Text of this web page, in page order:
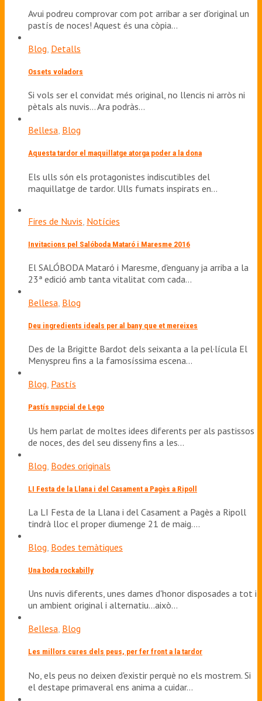
Avui podreu comprovar com pot arribar a ser d'original un
pastís de noces! Aquest és una còpia…
Blog Detalls
Ossets voladors
Si vols ser el convidat més original, no llencis ni arròs ni
pètals als nuvis... Ara podràs…
Bellesa, Blog
Aquesta tardor el maquillatge atorga poder a la dona
Els ulls són els protagonistes indiscutibles del
maquillatge de tardor. Ulls fumats inspirats en…
Fires de Nuvis Notícies
Invitacions pel Salóboda Mataró i Maresme 2016
El SALÓBODA Mataró i Maresme, d'enguany ja arriba a la
23ª edició amb tanta vitalitat com cada…
Bellesa Blog
Deu ingredients ideals per al bany que et mereixes
Des de la Brigitte Bardot dels seixanta a la pel·lícula El
Menyspreu fins a la famosíssima escena…
Blog, Pastís
Pastís nupcial de Lego
Us hem parlat de moltes idees diferents per als pastissos
de noces, des del seu disseny fins a les…
Blog Bodes originals
LI Festa de la Llana i del Casament a Pagès a Ripoll
La LI Festa de la Llana i del Casament a Pagès a Ripoll
tindrà lloc el proper diumenge 21 de maig.…
Blog Bodes temàtiques
Una boda rockabilly
Uns nuvis diferents, unes dames d'honor disposades a tot i
un ambient original i alternatiu...això…
Bellesa, Blog
Les millors cures dels peus, per fer front a la tardor
No, els peus no deixen d'existir perquè no els mostrem. Si
el destape primaveral ens anima a cuidar…